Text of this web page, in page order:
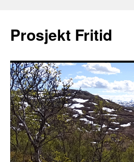
Prosjekt Fritid